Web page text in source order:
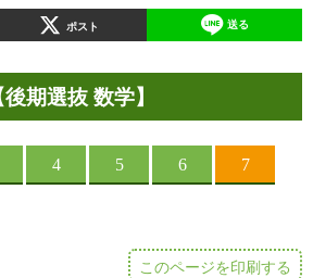
ポスト 送る
後期選抜 数学】
このページを印刷する